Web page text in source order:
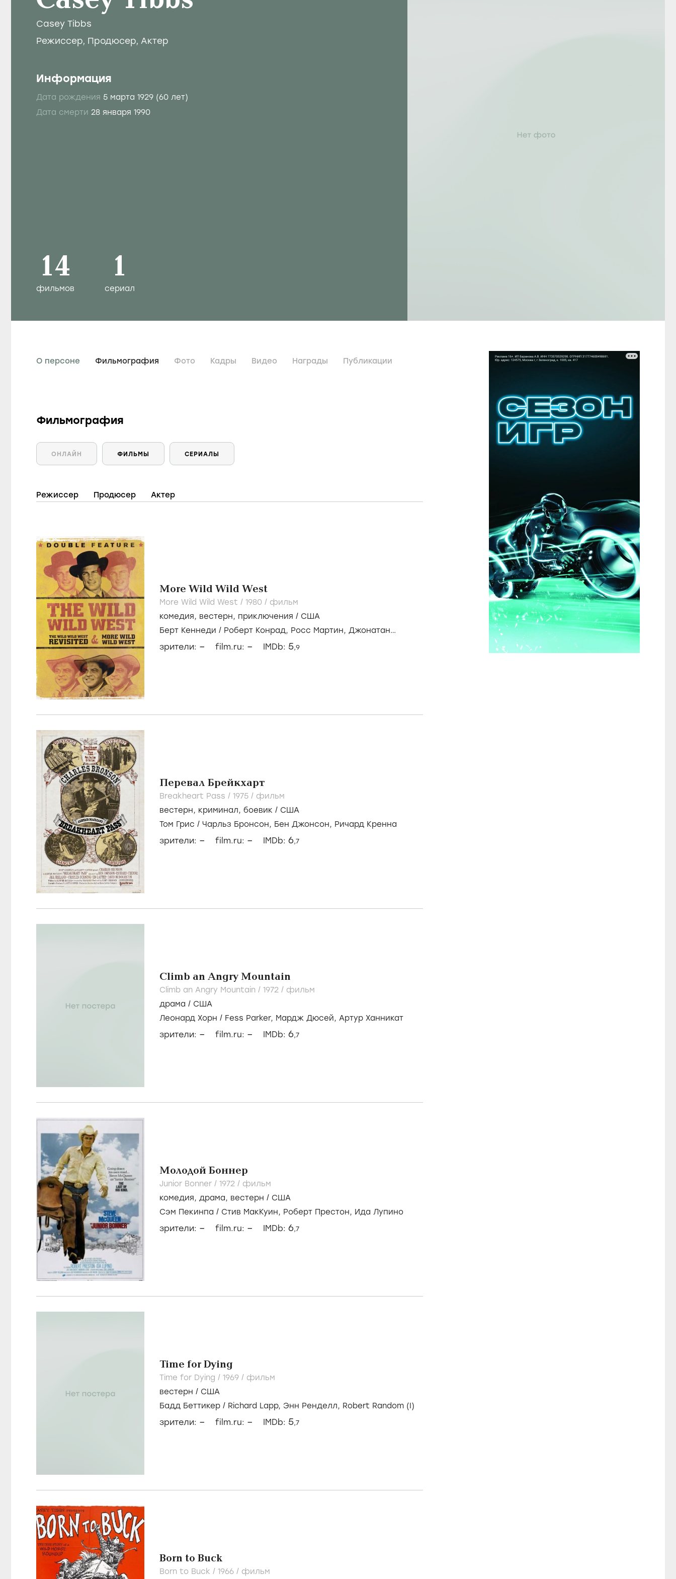
Casey Tibbs
Режиссер, Продюсер, Актер
Информация
Дата рождения 5 марта 1929 (60 лет)
Дата смерти 28 января 1990
14
фильмов
1
сериал
О персоне Фильмография Фото Кадры Видео Награды Публикации
Фильмография
ОНЛАЙН ФИЛЬМЫ СЕРИАЛЫ
Режиссер Продюсер Актер
More Wild Wild West
More Wild Wild West / 1980 / фильм
комедия, вестерн, приключения / США
Берт Кеннеди / Роберт Конрад, Росс Мартин, Джонатан
зрители: – film.ru: – IMDb: 5,9
Перевал Брейкхарт
Breakheart Pass / 1975 / фильм
вестерн, криминал, боевик / США
Том Грис / Чарльз Бронсон, Бен Джонсон, Ричард Кренна
зрители: – film.ru: – IMDb: 6,7
Climb an Angry Mountain
Climb an Angry Mountain / 1972 / фильм
драма / США
Леонард Хорн / Fess Parker, Мардж Дюсей, Артур Ханникат
зрители: – film.ru: – IMDb: 6,7
Молодой Боннер
Junior Bonner / 1972 / фильм
комедия, драма, вестерн / США
Сэм Пекинпа / Стив МакКуин, Роберт Престон, Ида Лупино
зрители: – film.ru: – IMDb: 6,7
Time for Dying
Time for Dying / 1969 / фильм
вестерн / США
Бадд Беттикер / Richard Lapp, Энн Ренделл, Robert Random (I)
зрители: – film.ru: – IMDb: 5,7
Born to Buck
Born to Buck / 1966 / фильм